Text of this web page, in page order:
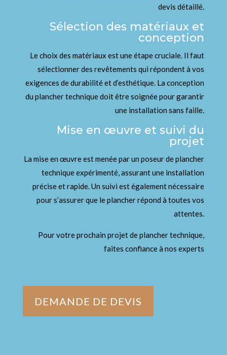
devis détaillé.
Sélection des matériaux et
conception
Le choix des matériaux est une étape cruciale. Il faut
sélectionner des revêtements qui répondent à vos
exigences de durabilité et d’esthétique. La conception
du plancher technique doit être soignée pour garantir
une installation sans faille.
Mise en œuvre et suivi du
projet
La mise en œuvre est menée par un poseur de plancher
technique expérimenté, assurant une installation
précise et rapide. Un suivi est également nécessaire
pour s’assurer que le plancher répond à toutes vos
attentes.
Pour votre prochain projet de plancher technique,
faites confiance à nos experts
DEMANDE DE DEVIS